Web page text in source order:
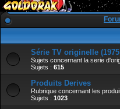
Série TV originelle (1975
Sujets concernant la serie
Sujets : 615
Produits Derives
Rubrique concernant les
Sujets : 1023